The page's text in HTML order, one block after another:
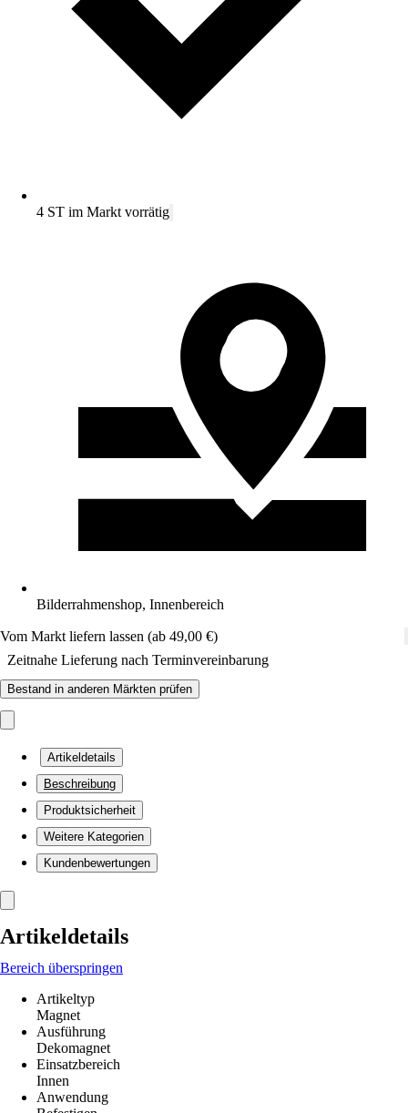
4 ST im Markt vorrätig
Bilderrahmenshop, Innenbereich
Vom Markt liefern lassen (ab 49,00 €)
Zeitnahe Lieferung nach Terminvereinbarung
Bestand in anderen Märkten prüfen
Artikeldetails
Beschreibung
Produktsicherheit
Weitere Kategorien
Kundenbewertungen
Artikeldetails
Bereich überspringen
Artikeltyp
Magnet
Ausführung
Dekomagnet
Einsatzbereich
Innen
Anwendung